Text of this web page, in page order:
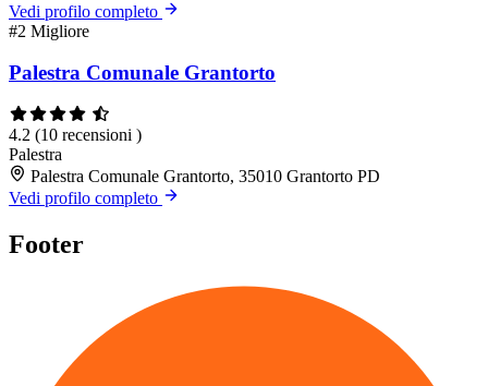
Vedi profilo completo
#2 Migliore
Palestra Comunale Grantorto
4.2 (10 recensioni )
Palestra
Palestra Comunale Grantorto, 35010 Grantorto PD
Vedi profilo completo
Footer